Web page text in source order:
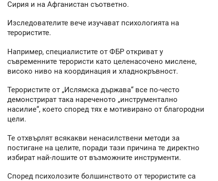
Сирия и на Афганистан съответно.
Изследователите вече изучават психологията на
терористите.
Например, специалистите от ФБР откриват у
съвременните терористи като целенасочено мислене,
високо ниво на координация и хладнокръвност.
Терористите от „Ислямска държава“ все по-често
демонстрират така нареченото „инструментално
насилие“, което според тях е мотивирано от благородни
цели.
Те отхвърлят всякакви ненасилствени методи за
постигане на целите, поради тази причина те директно
избират най-лошите от възможните инструменти.
Според психолозите болшинството от терористите са